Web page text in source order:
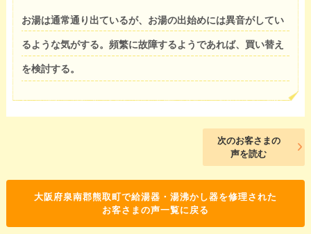
お湯は通常通り出ているが、お湯の出始めには異音がしてい
るような気がする。頻繁に故障するようであれば、買い替え
を検討する。
次のお客さまの
声を読む
大阪府泉南郡熊取町で給湯器・湯沸かし器を修理された
お客さまの声一覧に戻る